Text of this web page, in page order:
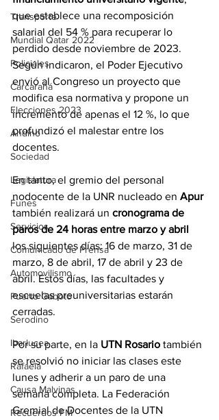
Transporte
Mundial Qatar 2022
Policiales
Carcarañá
Elecciones 2023
Andino
Sociedad
Legislatura
Funes
Servicios
Comunicado de Prensa
Automovilismo
Puerto Gaboto
Serodino
Ibarlucea
Rafaela
Causa Malvinas
Recuerdos FM
que establece una recomposición
salarial del 54 % para recuperar lo
perdido desde noviembre de 2023.
Según indicaron, el Poder Ejecutivo
envió al Congreso un proyecto que
modifica esa normativa y propone un
incremento de apenas el 12 %, lo que
profundizó el malestar entre los
docentes.
En tanto, el gremio del personal
nodocente de la UNR nucleado en Apur
también realizará un cronograma de
paros de 24 horas entre marzo y abril
los siguientes días: 16 de marzo, 31 de
marzo, 8 de abril, 17 de abril y 23 de
abril. Estos días, las facultades y
escuelas preuniversitarias estarán
cerradas.
Por su parte, en la UTN Rosario también
se resolvió no iniciar las clases este
lunes y adherir a un paro de una
semana completa. La Federación
Gremial de Docentes de la UTN